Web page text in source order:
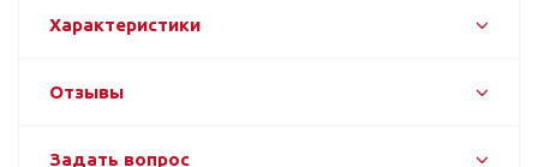
Характеристики
Отзывы
Задать вопрос